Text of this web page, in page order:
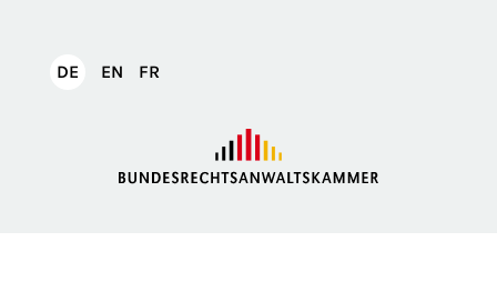
DEDeutsch
EN English
FR